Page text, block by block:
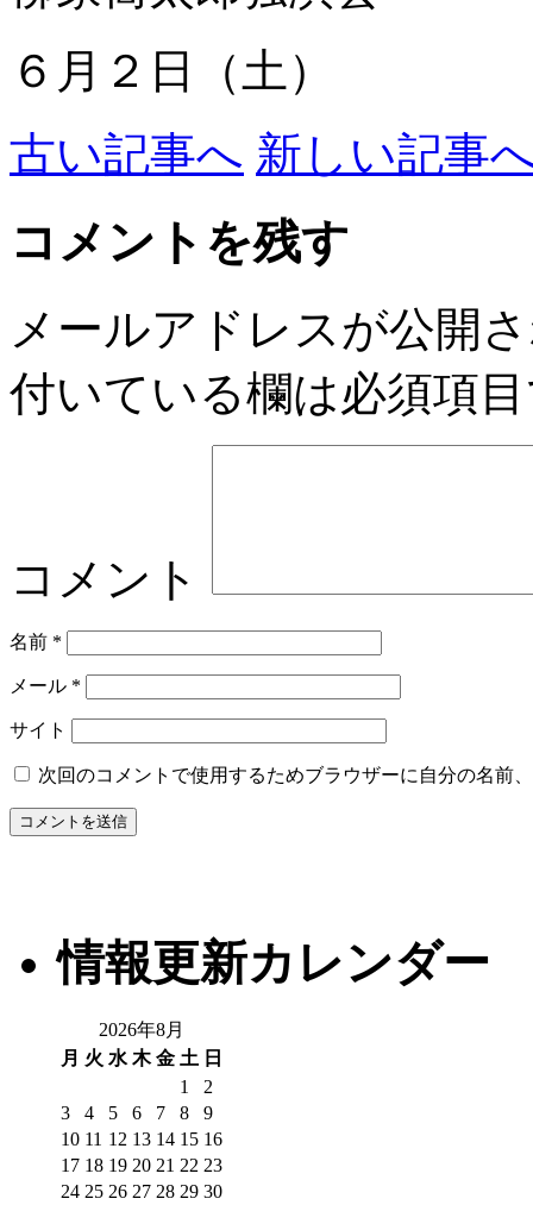
６月２日（土）
古い記事へ 新しい記事
コメントを残す
メールアドレスが公開
付いている欄は必須項
コメント
名前 *
メール *
サイト
次回のコメントで使用するためブラウザーに自分の名前
情報更新カレンダー
2026年8月
月 火 水 木 金 土 日
1
2
3
4 5 6 7 8
9
10 11 12 13 14 15 16
17 18 19 20 21 22 23
24 25 26 27 28 29 30